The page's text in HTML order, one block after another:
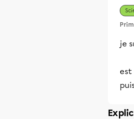
je
est